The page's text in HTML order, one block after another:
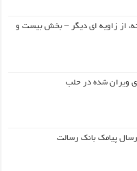
از زاویه ای دیگر – بخش بیست و
ویران شده در حلب
پیامک بانک رسالت